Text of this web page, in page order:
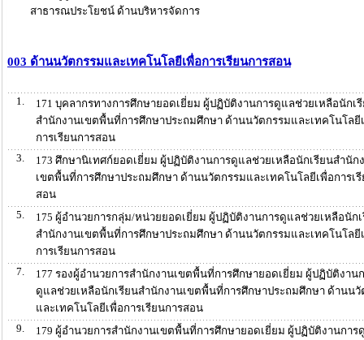
สาธารณประโยชน์ ด้านบริหารจัดการ
003 ด้านนวัตกรรมและเทคโนโลยีเพื่อการเรียนการสอน
1.
171 บุคลากรทางการศึกษายอดเยี่ยม ผู้ปฏิบัติงานการดูแลช่วยเหลือนักเ
สำนักงานเขตพื้นที่การศึกษาประถมศึกษา ด้านนวัตกรรมและเทคโนโลยี
การเรียนการสอน
3.
173 ศึกษานิเทศก์ยอดเยี่ยม ผู้ปฏิบัติงานการดูแลช่วยเหลือนักเรียนสำนัก
เขตพื้นที่การศึกษาประถมศึกษา ด้านนวัตกรรมและเทคโนโลยีเพื่อการเ
สอน
5.
175 ผู้อำนวยการกลุ่ม/หน่วยยอดเยี่ยม ผู้ปฏิบัติงานการดูแลช่วยเหลือนัก
สำนักงานเขตพื้นที่การศึกษาประถมศึกษา ด้านนวัตกรรมและเทคโนโลยี
การเรียนการสอน
7.
177 รองผู้อำนวยการสำนักงานเขตพื้นที่การศึกษายอดเยี่ยม ผู้ปฏิบัติงาน
ดูแลช่วยเหลือนักเรียนสำนักงานเขตพื้นที่การศึกษาประถมศึกษา ด้านนวั
และเทคโนโลยีเพื่อการเรียนการสอน
9.
179 ผู้อำนวยการสำนักงานเขตพื้นที่การศึกษายอดเยี่ยม ผู้ปฏิบัติงานการ